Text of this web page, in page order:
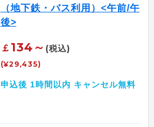
（地下鉄・バス利用）<午前/午
後>
￡ 134～ (税込)
(¥29,435)
申込後 1時間以内 キャンセル無料